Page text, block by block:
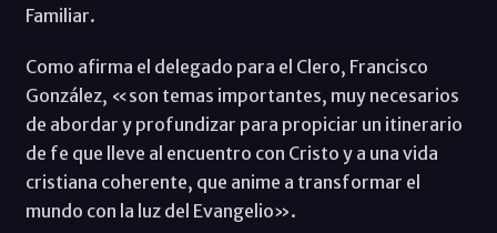
Familiar.
Como afirma el delegado para el Clero, Francisco
González, «son temas importantes, muy necesarios
de abordar y profundizar para propiciar un itinerario
de fe que lleve al encuentro con Cristo y a una vida
cristiana coherente, que anime a transformar el
mundo con la luz del Evangelio».